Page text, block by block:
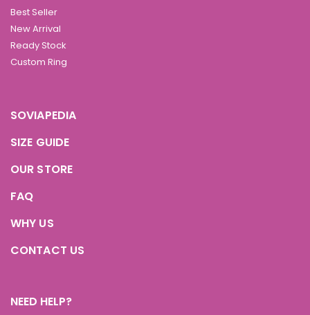
Best Seller
New Arrival
Ready Stock
Custom Ring
SOVIAPEDIA
SIZE GUIDE
OUR STORE
FAQ
WHY US
CONTACT US
NEED HELP?